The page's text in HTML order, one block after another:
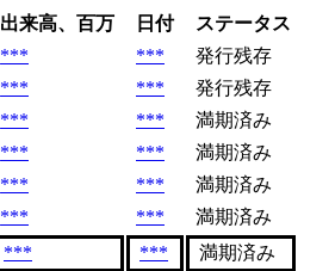
出来高、百万 日付
ステータス
*** ***
発行残存
*** ***
発行残存
*** ***
満期済み
*** ***
満期済み
*** ***
満期済み
*** ***
満期済み
*** ***
満期済み